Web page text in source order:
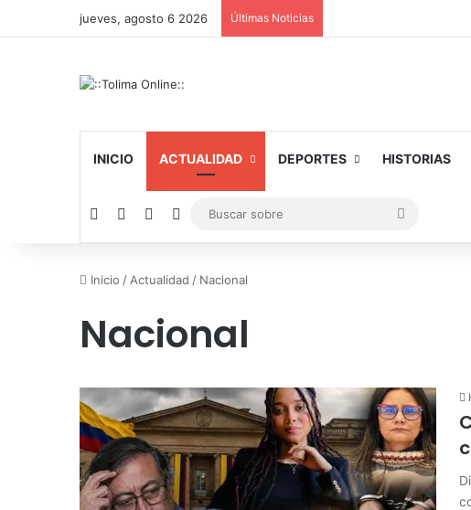
jueves, agosto 6 2026 Últimas Noticias
INICIO ACTUALIDAD DEPORTES HISTORIAS
Facebook YouTubeInstagram
sobre
Inicio / Actualidad / Nacional
Nacional